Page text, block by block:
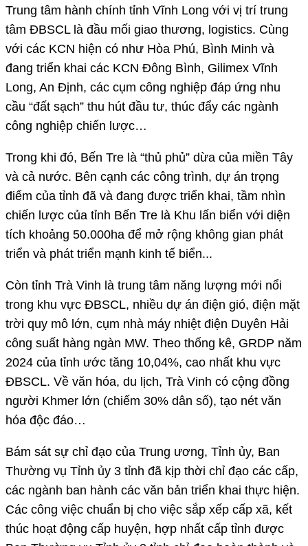
Trung tâm hành chính tỉnh Vĩnh Long với vị trí trung
tâm ĐBSCL là đầu mối giao thương, logistics. Cùng
với các KCN hiện có như Hòa Phú, Bình Minh và
đang triển khai các KCN Đông Bình, Gilimex Vĩnh
Long, An Định, các cụm công nghiệp đáp ứng nhu
cầu “đất sạch” thu hút đầu tư, thúc đẩy các ngành
công nghiệp chiến lược…
Trong khi đó, Bến Tre là “thủ phủ” dừa của miền Tây
và cả nước. Bên cạnh các công trình, dự án trọng
điểm của tỉnh đã và đang được triển khai, tầm nhìn
chiến lược của tỉnh Bến Tre là Khu lấn biển với diện
tích khoảng 50.000ha để mở rộng không gian phát
triển và phát triển mạnh kinh tế biển...
Còn tỉnh Trà Vinh là trung tâm năng lượng mới nổi
trong khu vực ĐBSCL, nhiều dự án điện gió, điện mặt
trời quy mô lớn, cụm nhà máy nhiệt điện Duyên Hải
công suất hàng ngàn MW. Theo thống kê, GRDP năm
2024 của tỉnh ước tăng 10,04%, cao nhất khu vực
ĐBSCL. Về văn hóa, du lịch, Trà Vinh có cộng đồng
người Khmer lớn (chiếm 30% dân số), tạo nét văn
hóa độc đáo…
Bám sát sự chỉ đạo của Trung ương, Tỉnh ủy, Ban
Thường vụ Tỉnh ủy 3 tỉnh đã kịp thời chỉ đạo các cấp,
các ngành ban hành các văn bản triển khai thực hiện.
Các công việc chuẩn bị cho việc sắp xếp cấp xã, kết
thúc hoạt động cấp huyện, hợp nhất cấp tỉnh được